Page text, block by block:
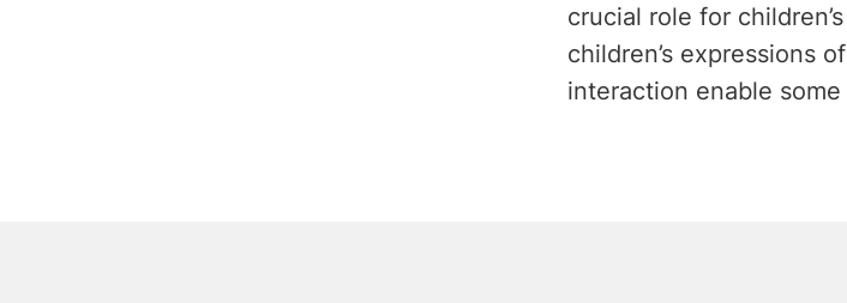
crucial role for
children’s expressions
interaction enable